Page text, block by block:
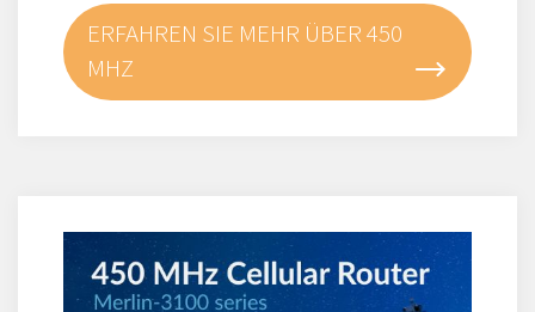
ERFAHREN SIE MEHR ÜBER 450
MHZ